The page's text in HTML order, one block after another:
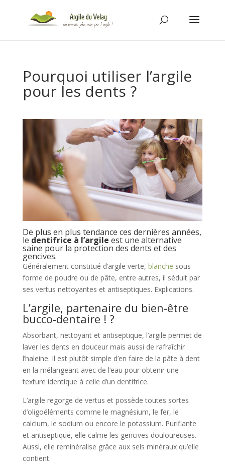
Pourquoi utiliser l’argile
pour les dents ?
De plus en plus tendance ces dernières années,
le dentifrice à l’argile est une alternative
saine pour la protection des dents et des
gencives.
Généralement constitué d’argile verte, blanche sous
forme de poudre ou de pâte, entre autres, il séduit par
ses vertus nettoyantes et antiseptiques. Explications.
L’argile, partenaire du bien-être
bucco-dentaire ! ?
Absorbant, nettoyant et antiseptique, l’argile permet de
laver les dents en douceur mais aussi de rafraîchir
l’haleine. Il est plutôt simple d’en faire de la pâte à dent
en la mélangeant avec de l’eau pour obtenir une
texture identique à celle d’un dentifrice.
L’argile regorge de vertus et possède toutes sortes
d’oligoéléments comme le magnésium, le fer, le
calcium, le sodium ou encore le potassium. Purifiante
et antiseptique, elle calme les gencives douloureuses.
Aussi, elle reminéralise grâce aux sels minéraux qu’elle
contient.